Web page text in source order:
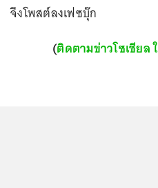
จึงโพสต์ลงเฟซบุ๊ก
(ติดตามข่าวโซเชียล